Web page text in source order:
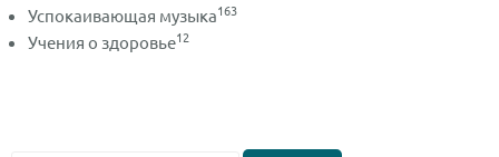
Успокаивающая музыка163
Учения о здоровье12